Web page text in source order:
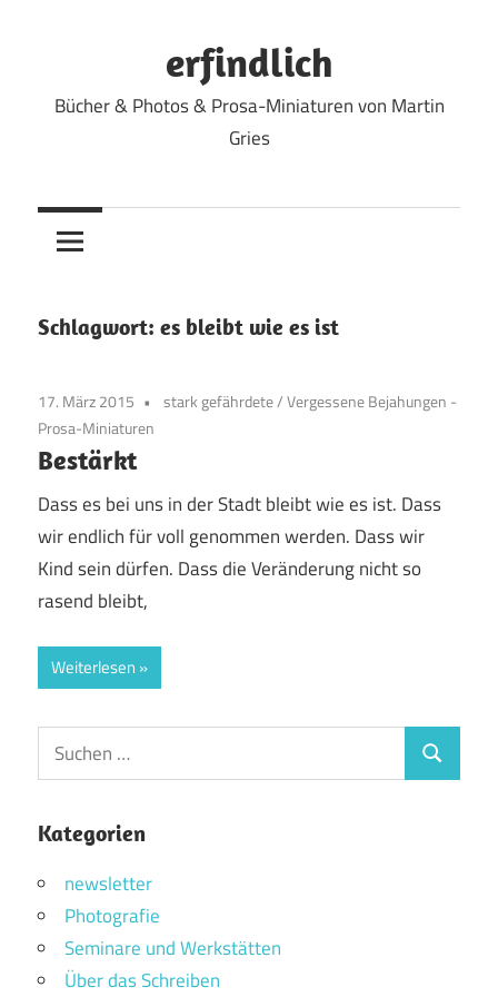
erfindlich
Bücher & Photos & Prosa-Miniaturen von Martin
Gries
Schlagwort: es bleibt wie es ist
17. März 2015 stark gefährdete/Vergessene Bejahungen -
Prosa-Miniaturen
Bestärkt
Dass es bei uns in der Stadt bleibt wie es ist. Dass
wir endlich für voll genommen werden. Dass wir
Kind sein dürfen. Dass die Veränderung nicht so
rasend bleibt,
Weiterlesen
Suchen
nach:
Suchen
Kategorien
newsletter
Photografie
Seminare und Werkstätten
Über das Schreiben